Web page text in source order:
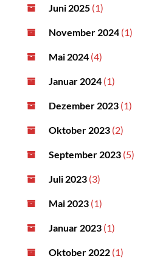
Juni 2025 (1)
November 2024 (1)
Mai 2024 (4)
Januar 2024 (1)
Dezember 2023 (1)
Oktober 2023 (2)
September 2023 (5)
Juli 2023 (3)
Mai 2023 (1)
Januar 2023 (1)
Oktober 2022 (1)